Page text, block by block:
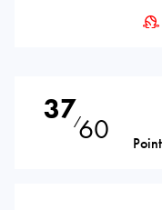
37⁄60